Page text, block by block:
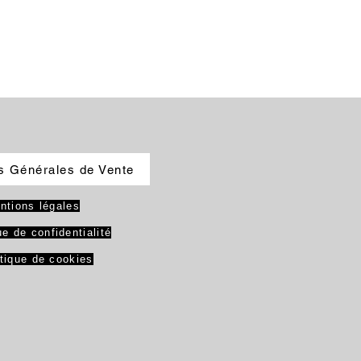
Générales de Vente
légales
de confidentialité
de cookies